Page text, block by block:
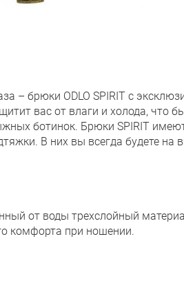
– брюки ODLO SPIRIT с
вас от влаги и холода, что
ботинок. Брюки SPIRIT
В них вы всегда будете на
от воды трехслойный
комфорта при ношении.